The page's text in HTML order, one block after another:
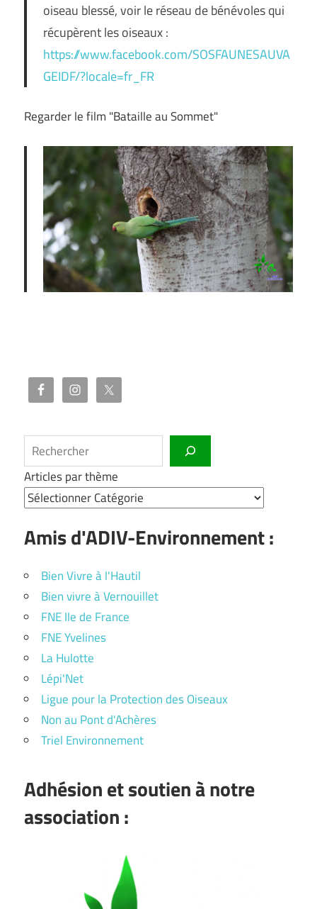
oiseau blessé, voir le réseau de bénévoles qui
récupèrent les oiseaux :
https://www.facebook.com/SOSFAUNESAUVA
GEIDF/?locale=fr_FR
Regarder le film "Bataille au Sommet"
Rechercher
Articles par thème
Amis d'ADIV-Environnement :
Bien Vivre à l'Hautil
Bien vivre à Vernouillet
FNE Ile de France
FNE Yvelines
La Hulotte
Lépi'Net
Ligue pour la Protection des Oiseaux
Non au Pont d'Achères
Triel Environnement
Adhésion et soutien à notre
association :